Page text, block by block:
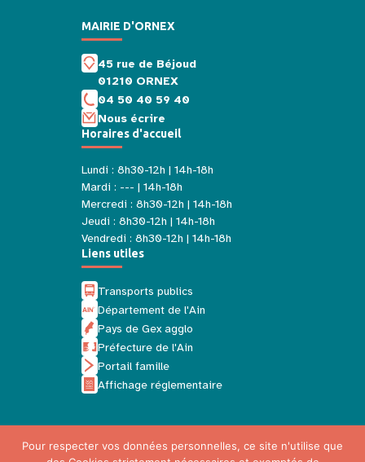
MAIRIE D'ORNEX
45 rue de Béjoud
01210 ORNEX
04 50 40 59 40
Nous écrire
Horaires d'accueil
Lundi : 8h30-12h | 14h-18h
Mardi : --- | 14h-18h
Mercredi : 8h30-12h | 14h-18h
Jeudi : 8h30-12h | 14h-18h
Vendredi : 8h30-12h | 14h-18h
Liens utiles
Transports publics
Département de l'Ain
Pays de Gex agglo
Préfecture de l'Ain
Portail famille
Affichage réglementaire
Pour respecter vos données personnelles, ce site n'utilise que